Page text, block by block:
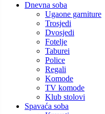
Dnevna soba
Ugaone garniture
Trosjedi
Dvosjedi
Fotelje
Taburei
Police
Regali
Komode
TV komode
Klub stolovi
Spavaća soba